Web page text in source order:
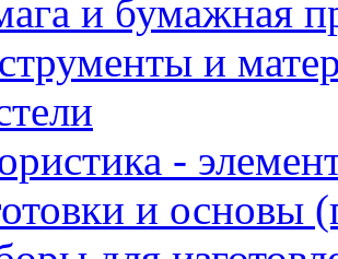
и бумажная
и
-
и основы